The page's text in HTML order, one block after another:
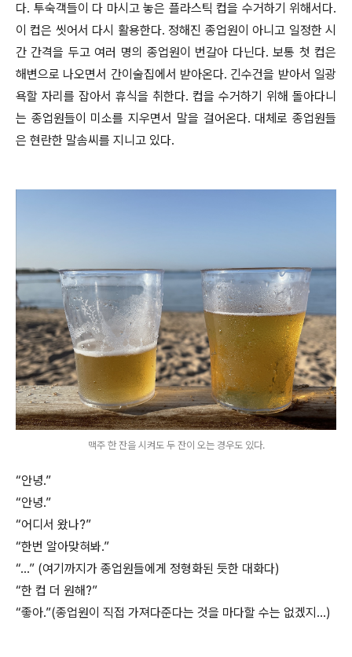
다. 투숙객들이 다 마시고 놓은 플라스틱 컵을 수거하기 위해서다.
이 컵은 씻어서 다시 활용한다. 정해진 종업원이 아니고 일정한 시
간 간격을 두고 여러 명의 종업원이 번갈아 다닌다. 보통 첫 컵은
해변으로 나오면서 간이술집에서 받아온다. 긴수건을 받아서 일광
욕할 자리를 잡아서 휴식을 취한다. 컵을 수거하기 위해 돌아다니
는 종업원들이 미소를 지우면서 말을 걸어온다. 대체로 종업원들
은 현란한 말솜씨를 지니고 있다.
맥주 한 잔을 시켜도 두 잔이 오는 경우도 있다.
“안녕.”
“안녕.”
“어디서 왔나?”
“한번 알아맞혀봐.”
“...” (여기까지가 종업원들에게 정형화된 듯한 대화다)
“한 컵 더 원해?”
“좋아.”(종업원이 직접 가져다준다는 것을 마다할 수는 없겠지...)